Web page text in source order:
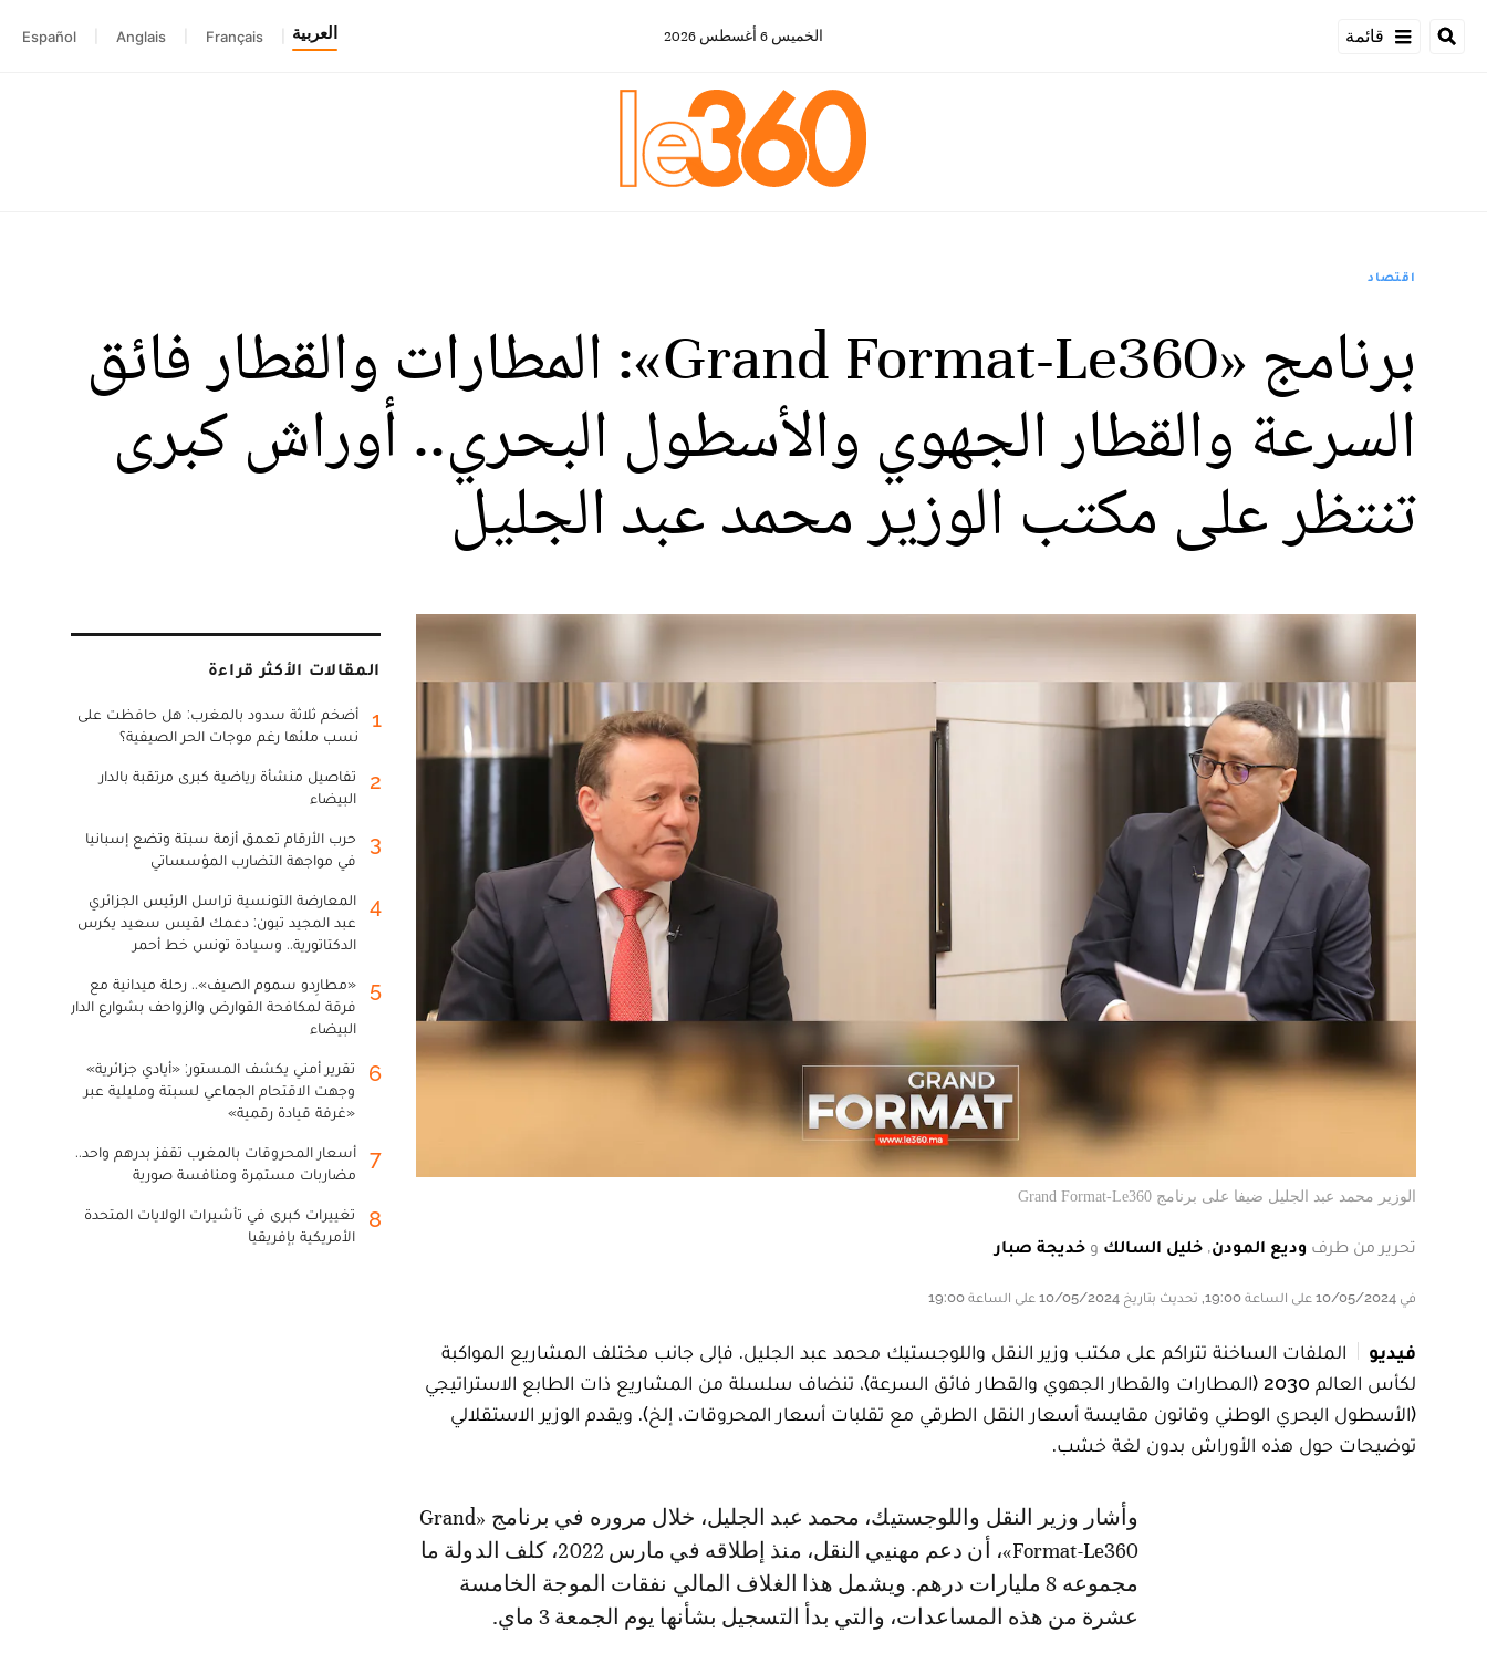
قائمة الخميس 6 أغسطس 2026 العربية Français
Anglais
Español
اقتصاد
برنامج «Grand Format-Le360»: المطارات والقطار فائق
السرعة والقطار الجهوي والأسطول البحري.. أوراش كبرى
تنتظر على مكتب الوزير محمد عبد الجليل
الوزير محمد عبد الجليل ضيفا على برنامج Grand Format-Le360
تحرير من طرف وديع المودن, خليل السالك و خديجة صبار
في 10/05/2024 على الساعة 19:00, تحديث بتاريخ 10/05/2024 على الساعة 19:00
فيديو
الملفات الساخنة تتراكم على مكتب وزير النقل واللوجستيك محمد عبد الجليل. فإلى جانب مختلف المشاريع المواكبة
لكأس العالم 2030 (المطارات والقطار الجهوي والقطار فائق السرعة)، تنضاف سلسلة من المشاريع ذات الطابع الاستراتيجي
(الأسطول البحري الوطني وقانون مقايسة أسعار النقل الطرقي مع تقلبات أسعار المحروقات، إلخ). ويقدم الوزير الاستقلالي
توضيحات حول هذه الأوراش بدون لغة خشب.
وأشار وزير النقل واللوجستيك، محمد عبد الجليل، خلال مروره في برنامج «Grand
Format-Le360»، أن دعم مهنيي النقل، منذ إطلاقه في مارس 2022، كلف الدولة ما
مجموعه 8 مليارات درهم. ويشمل هذا الغلاف المالي نفقات الموجة الخامسة
عشرة من هذه المساعدات، والتي بدأ التسجيل بشأنها يوم الجمعة 3 ماي.
المقالات الأكثر قراءة
1
أضخم ثلاثة سدود بالمغرب: هل حافظت على
نسب ملئها رغم موجات الحر الصيفية؟
2
تفاصيل منشأة رياضية كبرى مرتقبة بالدار
البيضاء
3
حرب الأرقام تعمق أزمة سبتة وتضع إسبانيا
في مواجهة التضارب المؤسساتي
4
المعارضة التونسية تراسل الرئيس الجزائري
عبد المجيد تبون: دعمك لقيس سعيد يكرس
الدكتاتورية.. وسيادة تونس خط أحمر
5
«مطارِدو سموم الصيف».. رحلة ميدانية مع
فرقة لمكافحة القوارض والزواحف بشوارع الدار
البيضاء
6
تقرير أمني يكشف المستور: «أيادي جزائرية»
وجهت الاقتحام الجماعي لسبتة ومليلية عبر
«غرفة قيادة رقمية»
7
أسعار المحروقات بالمغرب تقفز بدرهم واحد..
مضاربات مستمرة ومنافسة صورية
8
تغييرات كبرى في تأشيرات الولايات المتحدة
الأمريكية بإفريقيا